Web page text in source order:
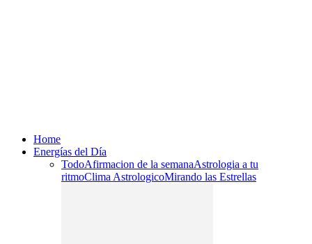
Home
Energías del Día
TodoAfirmacion de la semanaAstrologia a tu
ritmoClima AstrologicoMirando las Estrellas